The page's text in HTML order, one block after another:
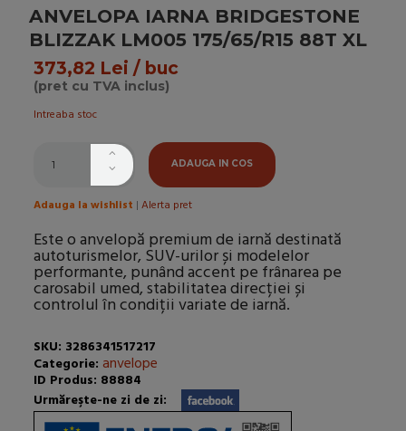
ANVELOPA IARNA BRIDGESTONE
BLIZZAK LM005 175/65/R15 88T XL
373,82 Lei / buc
(pret cu TVA inclus)
Intreaba stoc
ADAUGA IN COS
Adauga la wishlist | Alerta pret
Este o anvelopă premium de iarnă destinată
autoturismelor, SUV-urilor și modelelor
performante, punând accent pe frânarea pe
carosabil umed, stabilitatea direcției și
controlul în condiții variate de iarnă.
SKU: 3286341517217
Categorie: anvelope
ID Produs: 88884
Urmăreşte-ne zi de zi: